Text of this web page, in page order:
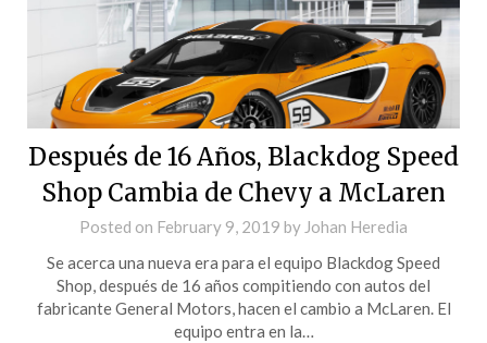
Después de 16 Años, Blackdog Speed
Shop Cambia de Chevy a McLaren
Posted on February 9, 2019 by Johan Heredia
Se acerca una nueva era para el equipo Blackdog Speed
Shop, después de 16 años compitiendo con autos del
fabricante General Motors, hacen el cambio a McLaren. El
equipo entra en la…